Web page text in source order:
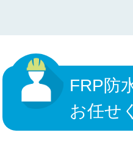
FRP防
お任せ